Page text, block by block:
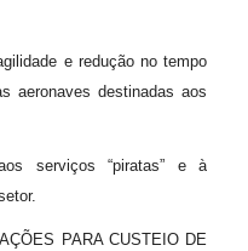
e redução no tempo
aeronaves destinadas aos
serviços “piratas” e à
PARA CUSTEIO DE